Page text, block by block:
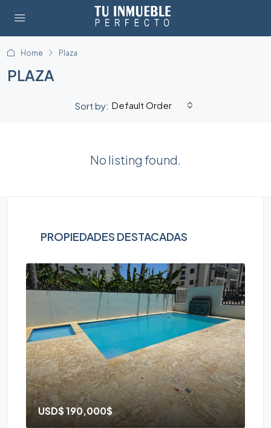
Home Plaza
PLAZA
Sort by: Default Order
No listing found.
PROPIEDADES DESTACADAS
USD$190,000$